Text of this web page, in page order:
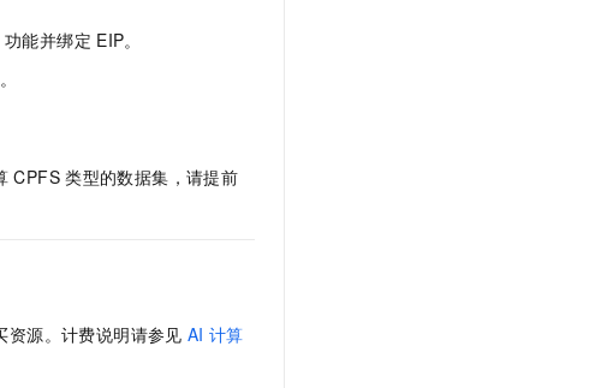
功能并绑定 EIP。
。
CPFS 类型的数据集，请提前
资源。计费说明请参见 AI 计算